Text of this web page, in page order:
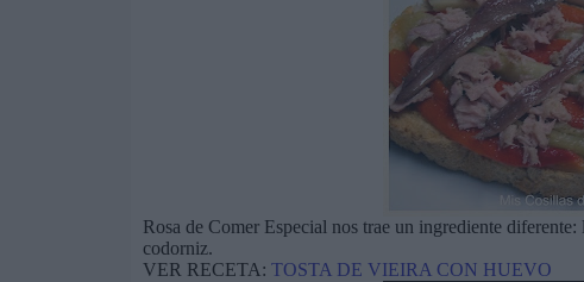
Rosa de Comer Especial nos trae un ingrediente
codorniz.
VER RECETA: TOSTA DE VIEIRA CON HUEVO